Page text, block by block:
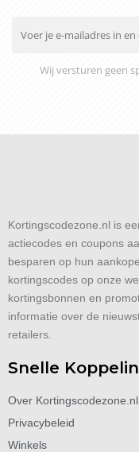
Wij versturen geen
Kortingscodezone.nl is
actiecodes en coupons
besparen op hun
kortingscodes op onze
kortingsbonnen en
informatie over de
retailers.
Snelle
Over Kortingscodezone.nl
Privacybeleid
Winkels